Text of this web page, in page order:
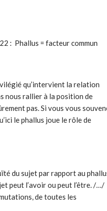
: Phallus = facteur commun
qu’intervient la relation
nous rallier à la position de
pas. Si vous vous
le phallus joue le rôle de
du sujet par rapport au
peut l’avoir ou peut l’être. /…/
de toutes les